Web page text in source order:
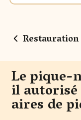
Restauration
Le pique-
il
aires de